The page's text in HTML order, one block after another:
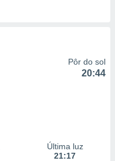
Pôr do sol
20:44
Última luz
21:17